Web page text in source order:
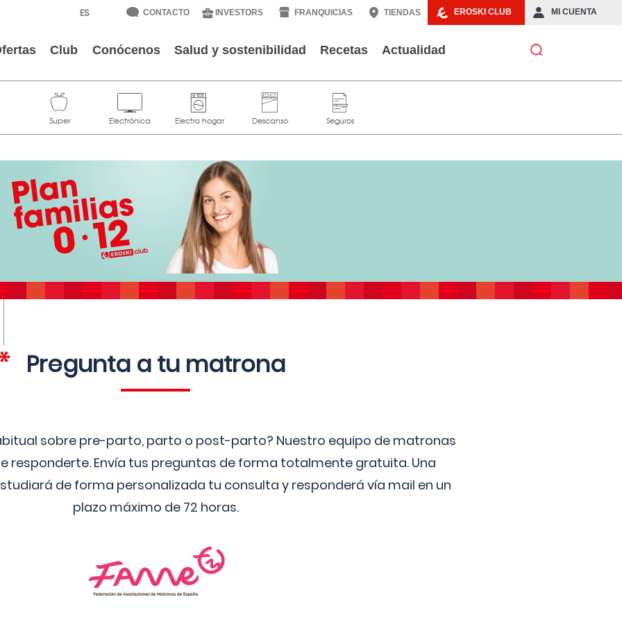
EROSKI CLUB MI CUENTA
CONTACTO INVESTORS FRANQUICIAS TIENDAS
Club Conócenos Salud y sostenibilidad Recetas Actualidad
Pregunta a tu matrona
sobre pre-parto, parto o post-parto? Nuestro equipo de matronas
responderte. Envía tus preguntas de forma totalmente gratuita. Una
de forma personalizada tu consulta y responderá vía mail en un
plazo máximo de 72 horas.